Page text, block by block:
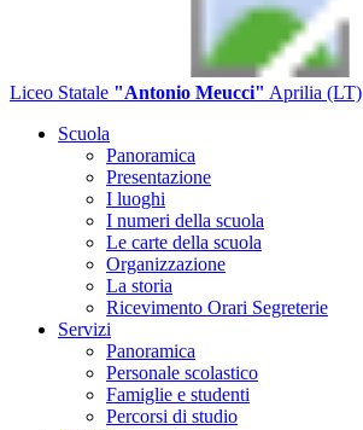
Liceo Statale "Antonio Meucci" Aprilia (LT)
Scuola
Panoramica
Presentazione
I luoghi
I numeri della scuola
Le carte della scuola
Organizzazione
La storia
Ricevimento Orari Segreterie
Servizi
Panoramica
Personale scolastico
Famiglie e studenti
Percorsi di studio